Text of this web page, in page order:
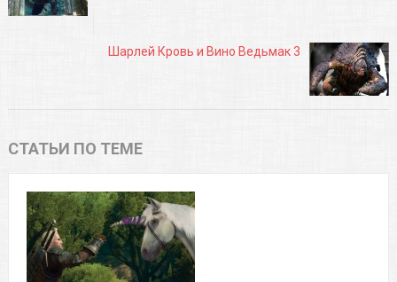
Шарлей Кровь и Вино Ведьмак 3
СТАТЬИ ПО ТЕМЕ